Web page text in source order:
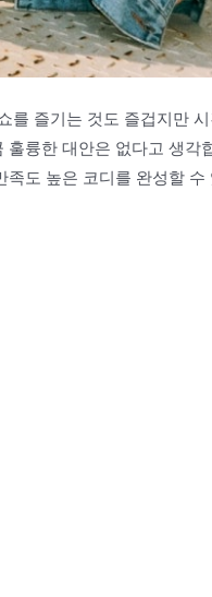
즐기는 것도 즐겁지만
륭한 대안은 없다고 생각
도 높은 코디를 완성할 수